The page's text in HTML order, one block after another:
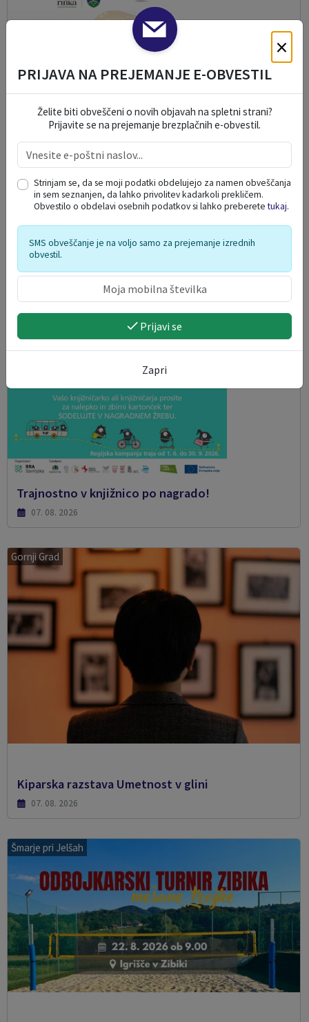
PREVOZI NA KLIC NA SOLČAVSKEM
Trajnostno v knjižnico po nagrado!
07. 08. 2026
Gornji Grad
Kiparska razstava Umetnost v glini
07. 08. 2026
Šmarje pri Jelšah
×
PRIJAVA NA PREJEMANJE E-OBVESTIL
Želite biti obveščeni o novih objavah na spletni strani?
Prijavite se na prejemanje brezplačnih e-obvestil.
Strinjam se, da se moji podatki obdelujejo za namen obveščanja
in sem seznanjen, da lahko privolitev kadarkoli prekličem.
Obvestilo o obdelavi osebnih podatkov si lahko preberetetukaj.
SMS obveščanje je na voljo samo za prejemanje izrednih
obvestil.
Prijavi se
Zapri